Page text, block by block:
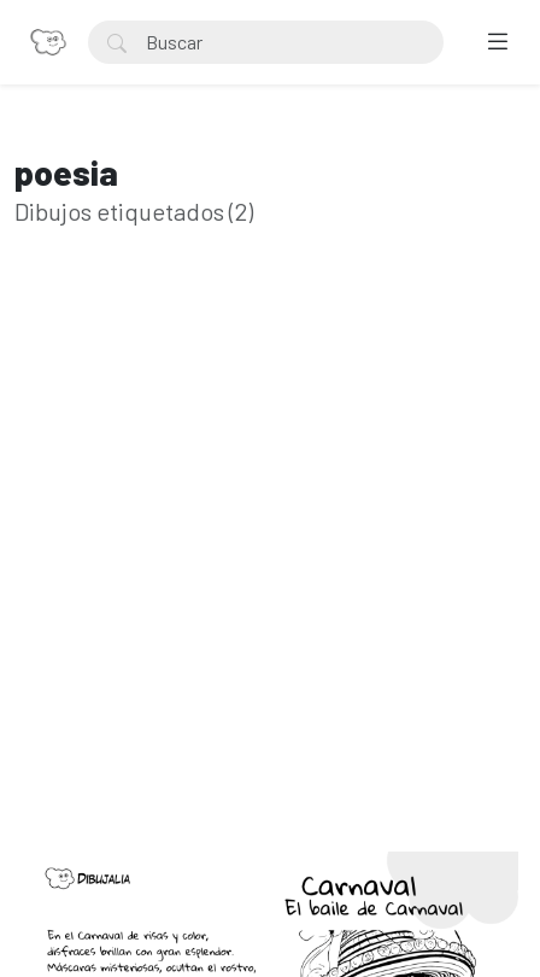
poesia
Dibujos etiquetados (2)